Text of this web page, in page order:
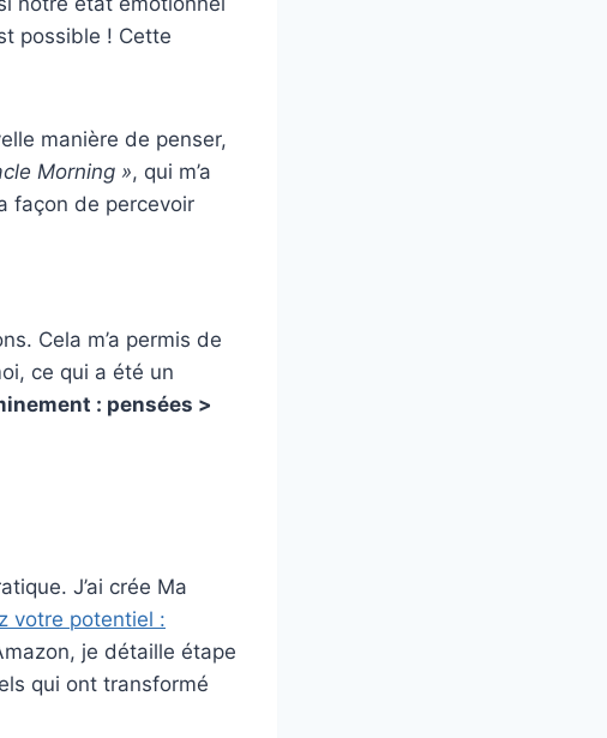
possible ! Cette
manière de penser,
Morning », qui m’a
façon de percevoir
Cela m’a permis de
ce qui a été un
: pensées >
J’ai crée Ma
votre potentiel :
je détaille étape
qui ont transformé